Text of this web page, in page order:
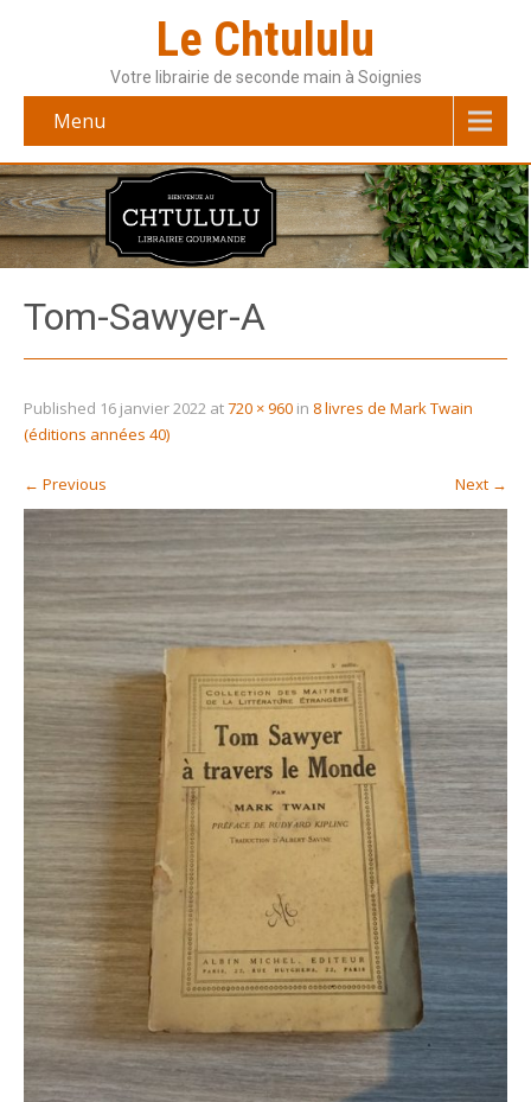
Le Chtululu
Votre librairie de seconde main à Soignies
Menu
Tom-Sawyer-A
Published 16 janvier 2022 at720 × 960 in 8 livres de Mark Twain
(éditions années 40)
← Previous Next →